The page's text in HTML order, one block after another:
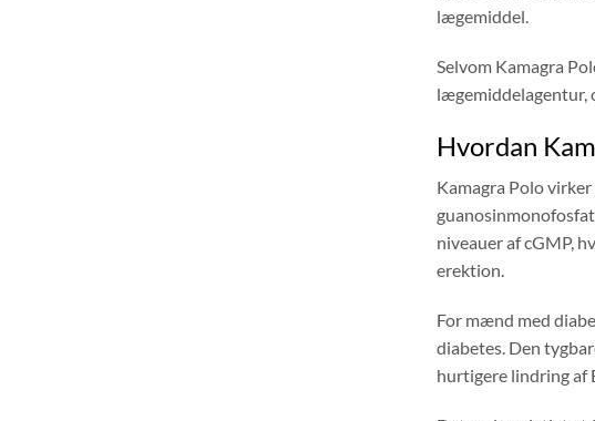
lægemiddel.
Selvom Kamagra
lægemiddelagentur,
Hvordan
Kamagra Polo
niveauer af cGMP,
erektion.
For mænd med
diabetes. Den
hurtigere lindring af